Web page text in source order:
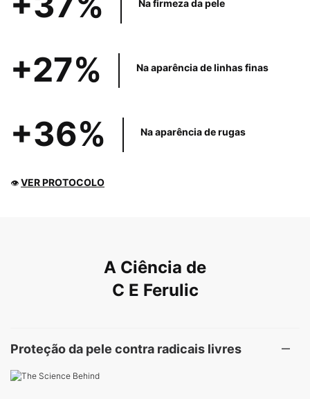
Na firmezada pele
+27% Na aparênciade linhas finas
+36% Na aparênciade rugas
👁 VER PROTOCOLO
A Ciência de
C E Ferulic
Proteção da pele contra radicais livres